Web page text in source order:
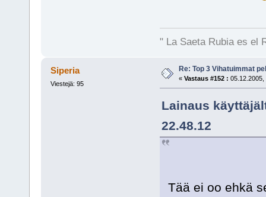
" La Saeta Rubia es el
Siperia
Viestejä: 95
Re: Top 3 Vihatuimmat
« Vastaus #152 : 05.12.2005,
Lainaus
22.48.12
Tää ei oo ehkä